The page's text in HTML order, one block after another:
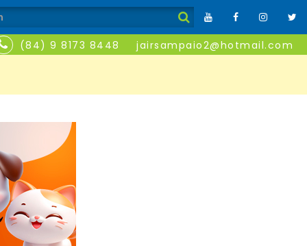
(84) 9 8173 8448 jairsampaio2@hotmail.com